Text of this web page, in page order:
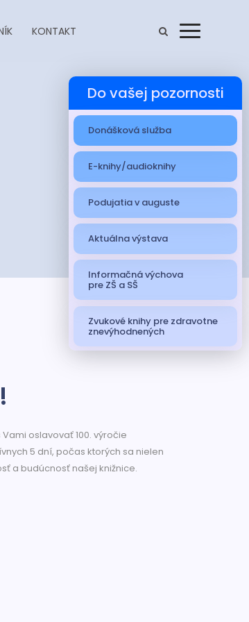
KONTAKT
oslavovať 100. výročie
5 dní, počas ktorých sa nielen
a budúcnosť našej knižnice.
Do vašej pozornosti
Donášková služba
E-knihy/audioknihy
Podujatia v auguste
Aktuálna výstava
Informačná výchova
pre ZŠ a SŠ
Zvukové knihy pre zdravotne
znevýhodnených